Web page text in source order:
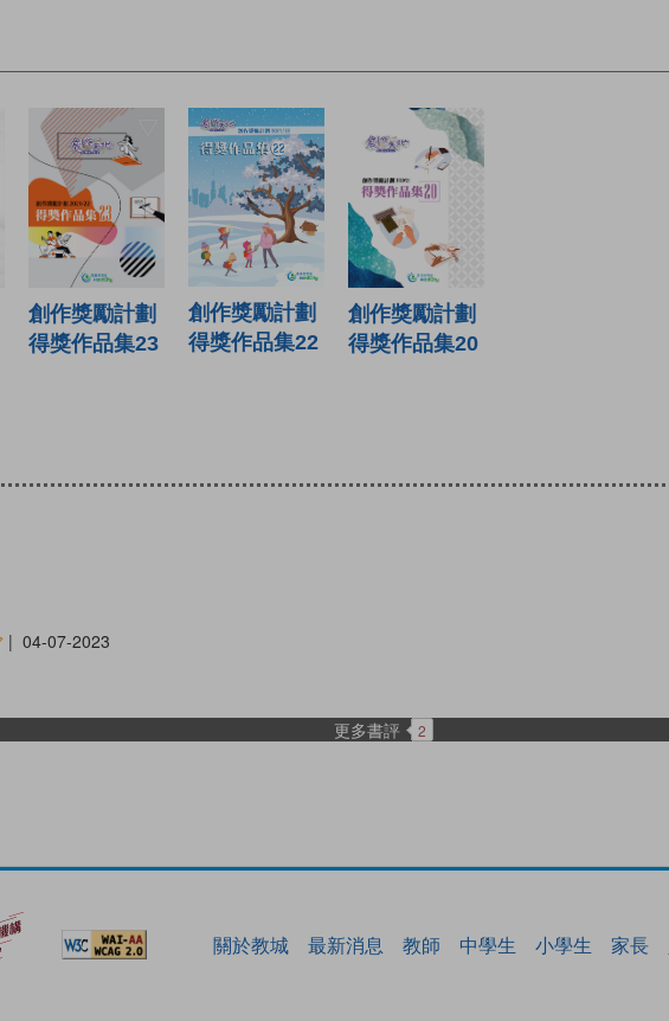
創作獎勵計劃
得獎作品集23
創作獎勵計劃
得獎作品集22
創作獎勵計劃
得獎作品集20
| 04-07-2023
更多書評 2
關於教城 最新消息 教師 中學生 小學生 家長